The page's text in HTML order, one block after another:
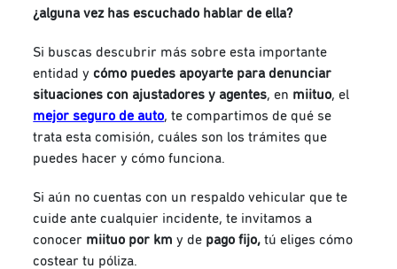
¿alguna vez has escuchado hablar de ella?
Si buscas descubrir más sobre esta importante
entidad ycómo puedes apoyarte para denunciar
situaciones con ajustadores y agentes, en miituo, el
mejor seguro de auto, te compartimos de qué se
trata esta comisión, cuáles son los trámites que
puedes hacer y cómo funciona.
Si aún no cuentas con un respaldo vehicular que te
cuide ante cualquier incidente, te invitamos a
conocer miituo por km y de pago fijo,tú eliges cómo
costear tu póliza.